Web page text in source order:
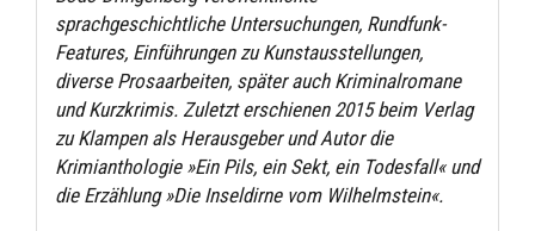
sprachgeschichtliche Untersuchungen, Rundfunk-
Features, Einführungen zu Kunstausstellungen,
diverse Prosaarbeiten, später auch Kriminalromane
und Kurzkrimis. Zuletzt erschienen 2015 beim Verlag
zu Klampen als Herausgeber und Autor die
Krimianthologie »Ein Pils, ein Sekt, ein Todesfall« und
die Erzählung »Die Inseldirne vom Wilhelmstein«.